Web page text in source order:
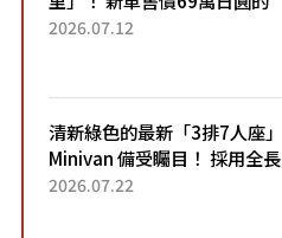
「3人座」Trike大受歡迎！ 順
2026.07.12
清新綠色的最新「3排7人座」
Minivan 備受矚目！ 採用全長
4.7公尺剛剛好的車身尺寸與
2026.07.22